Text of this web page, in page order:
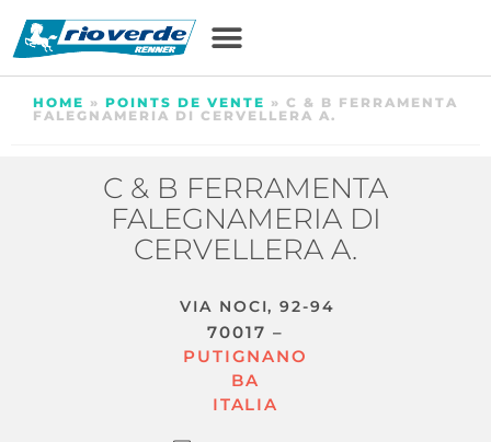
HOME » POINTS DE VENTE » C & B FERRAMENTA
FALEGNAMERIA DI CERVELLERA A.
C & B FERRAMENTA
FALEGNAMERIA DI
CERVELLERA A.
VIA NOCI, 92-94
70017 –
PUTIGNANO
BA
ITALIA